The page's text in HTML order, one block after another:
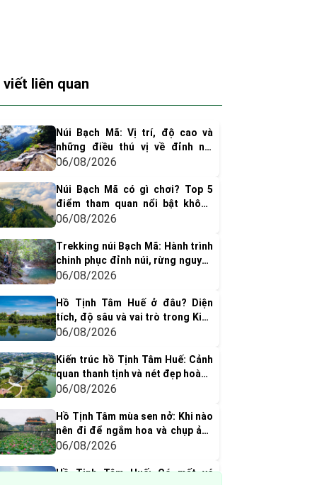
viết liên quan
Núi Bạch Mã: Vị trí, độ cao và
những điều thú vị về đỉnh núi
huyền thoại xứ Huế
06/08/2026
Núi Bạch Mã có gì chơi? Top 5
điểm tham quan nổi bật không
thể bỏ qua
06/08/2026
Trekking núi Bạch Mã: Hành trình
chinh phục đỉnh núi, rừng nguyên
sinh & thác nước tuyệt đẹp
06/08/2026
Hồ Tịnh Tâm Huế ở đâu? Diện
tích, độ sâu và vai trò trong Kinh
thành Huế xưa
06/08/2026
Kiến trúc hồ Tịnh Tâm Huế: Cảnh
quan thanh tịnh và nét đẹp hoàng
cung xưa
06/08/2026
Hồ Tịnh Tâm mùa sen nở: Khi nào
nên đi để ngắm hoa và chụp ảnh
đẹp nhất?
06/08/2026
Hồ Tịnh Tâm Huế: Có mất vé